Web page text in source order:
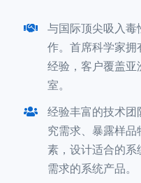
与国际顶尖吸入
作。首席科学家拥
经验，客户覆盖亚
室。
经验丰富的技术
究需求、暴露样
素，设计适合的
需求的系统产品。